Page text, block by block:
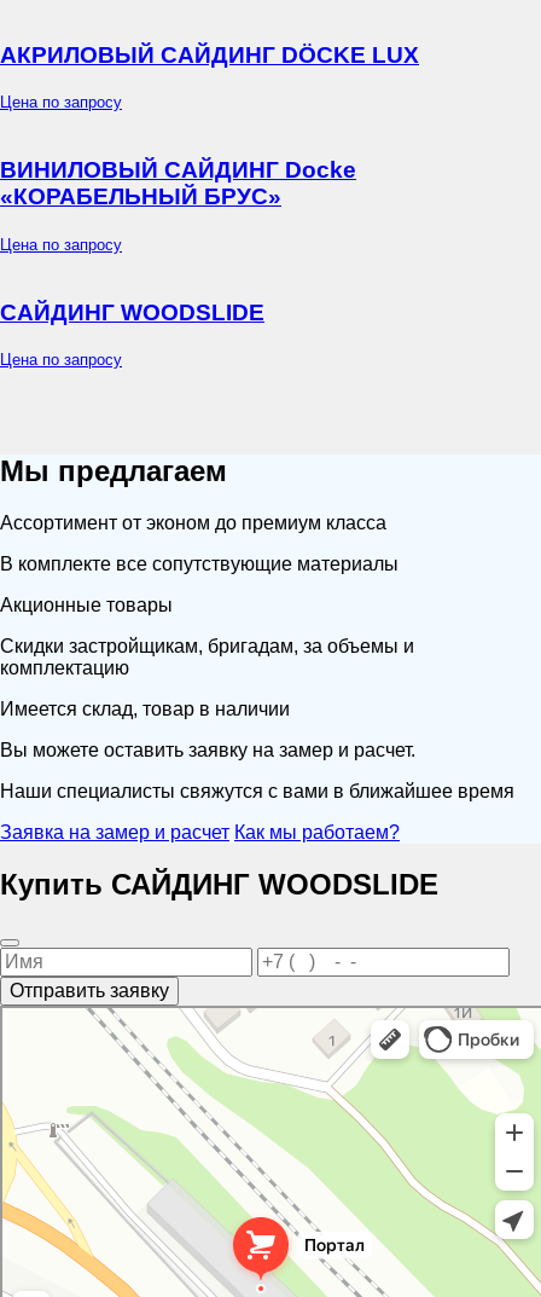
АКРИЛОВЫЙ САЙДИНГ DÖCKE LUX
Цена по запросу
ВИНИЛОВЫЙ САЙДИНГ Docke
«КОРАБЕЛЬНЫЙ БРУС»
Цена по запросу
САЙДИНГ WOODSLIDE
Цена по запросу
Мы предлагаем
Ассортимент от эконом до премиум класса
В комплекте все сопутствующие материалы
Акционные товары
Скидки застройщикам, бригадам, за объемы и
комплектацию
Имеется склад, товар в наличии
Вы можете оставить заявку на замер и расчет.
Наши специалисты свяжутся с вами в ближайшее время
Заявка на замер и расчет Как мы работаем?
Купить САЙДИНГ WOODSLIDE
Отправить заявку
Портал
Кровля и кровельные материалы в Новороссийске
Фасады и фасадные системы в Новороссийске